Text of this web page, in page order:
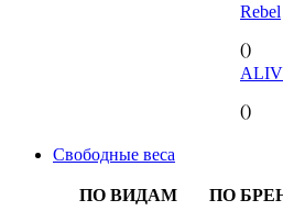
Rebel
()
ALIV
()
Свободные веса
ПО ВИДАМ ПО